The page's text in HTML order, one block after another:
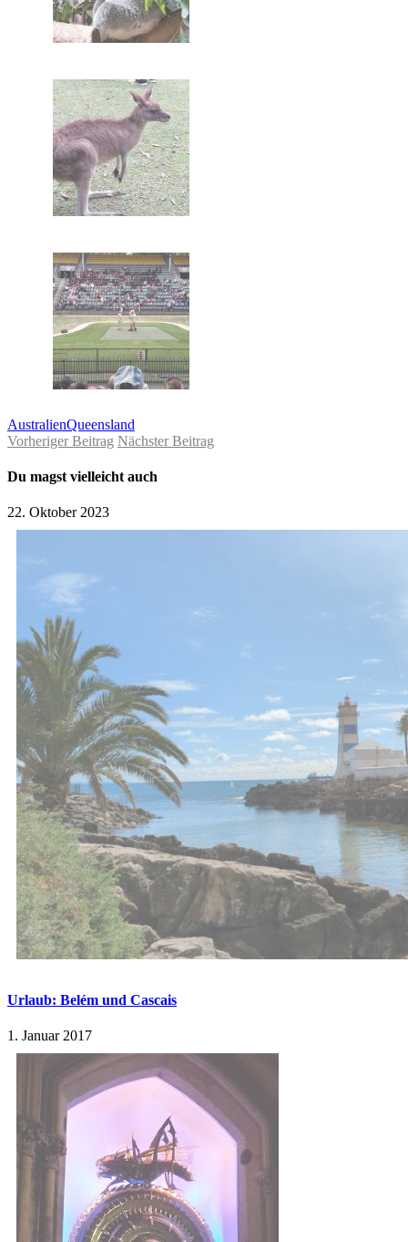
AustralienQueensland
Vorheriger Beitrag Nächster Beitrag
Du magst vielleicht auch
22. Oktober 2023
Urlaub: Belém und Cascais
1. Januar 2017